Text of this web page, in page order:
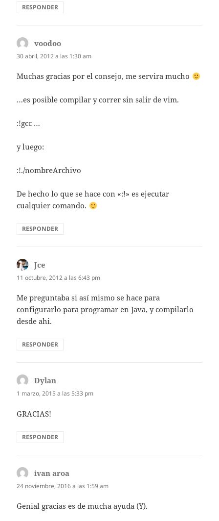
RESPONDER
voodoo
30 abril, 2012 a las 1:30 am
Muchas gracias por el consejo, me servira mucho
…es posible compilar y correr sin salir de vim.
:!gcc …
y luego:
:!./nombreArchivo
De hecho lo que se hace con «:!» es ejecutar
cualquier comando.
RESPONDER
Jce
11 octubre, 2012 a las 6:43 pm
Me preguntaba si así mismo se hace para
configurarlo para programar en Java, y compilarlo
desde ahi.
RESPONDER
Dylan
1 marzo, 2015 a las 5:33 pm
GRACIAS!
RESPONDER
ivan aroa
24 noviembre, 2016 a las 1:59 am
Genial gracias es de mucha ayuda (Y).